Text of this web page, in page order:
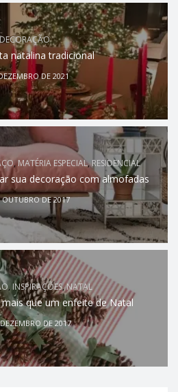
DECORAÇÃO
natalina tradicional
DE 2021
,MATÉRIA ESPECIAL,RESIDENCIAL
sua decoração com almofadas
OUTUBRO DE 2017
, INSPIRAÇÕES,NATAL
que um enfeite de Natal
DE 2017